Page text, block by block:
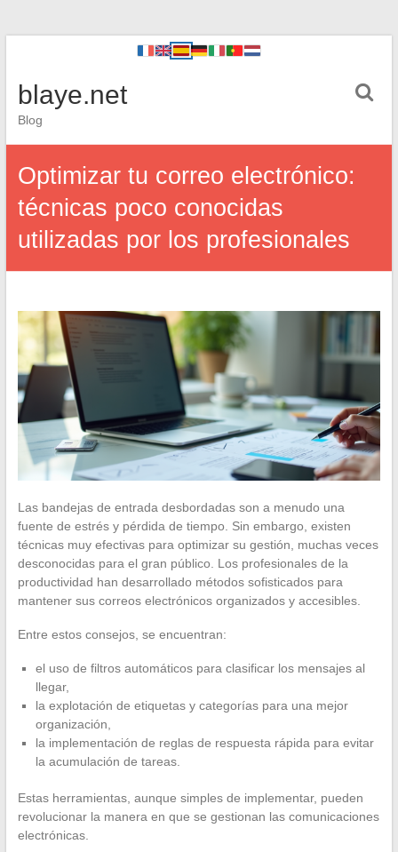
blaye.net
Blog
Optimizar tu correo electrónico:
técnicas poco conocidas
utilizadas por los profesionales
Las bandejas de entrada desbordadas son a menudo una
fuente de estrés y pérdida de tiempo. Sin embargo, existen
técnicas muy efectivas para optimizar su gestión, muchas veces
desconocidas para el gran público. Los profesionales de la
productividad han desarrollado métodos sofisticados para
mantener sus correos electrónicos organizados y accesibles.
Entre estos consejos, se encuentran:
el uso de filtros automáticos para clasificar los mensajes al
llegar,
la explotación de etiquetas y categorías para una mejor
organización,
la implementación de reglas de respuesta rápida para evitar
la acumulación de tareas.
Estas herramientas, aunque simples de implementar, pueden
revolucionar la manera en que se gestionan las comunicaciones
electrónicas.